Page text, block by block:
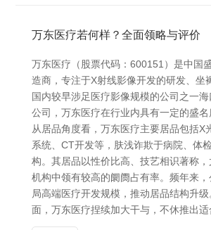
万东医疗若何样？全面领略与评价
万东医疗（股票代码：600151）是中国
造商，专注于X射线影像开发的研发、坐
国内较早涉足医疗影像规模的公司之一
公司，万东医疗在行业内具有一定的盛名
从居品角度看，万东医疗主要居品包括X
系统、CT开发等，肤浅诈欺于病院、体
构。其居品以性价比高、技艺相识著称
机构中领有较高的阛阓占有率。频年来
局高端医疗开发规模，推动居品结构升
面，万东医疗捏续加大干与，不休推出适